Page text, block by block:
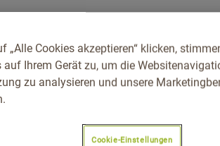
„Alle Cookies akzeptieren“ klicken,
auf Ihrem Gerät zu, um die
zu analysieren und unsere
Cookie-Einstellungen